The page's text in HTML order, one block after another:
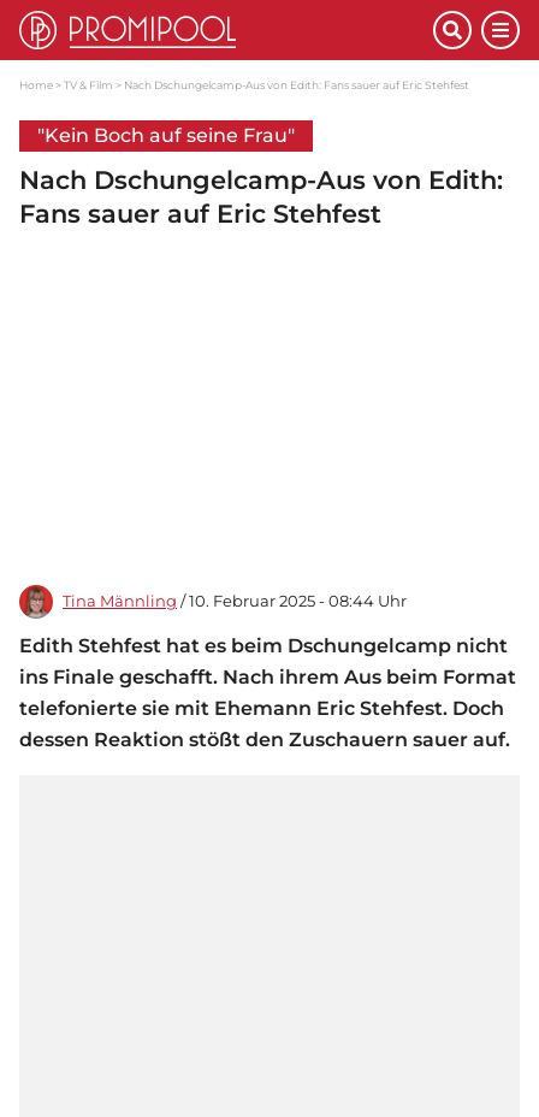
Home TV & Film Nach Dschungelcamp-Aus von Edith: Fans sauer auf Eric Stehfest
"Kein Boch auf seine Frau"
Nach Dschungelcamp-Aus von Edith:
Fans sauer auf Eric Stehfest
Tina Männling / 10. Februar 2025 - 08:44 Uhr
Edith Stehfest hat es beim Dschungelcamp nicht
ins Finale geschafft. Nach ihrem Aus beim Format
telefonierte sie mit Ehemann Eric Stehfest. Doch
dessen Reaktion stößt den Zuschauern sauer auf.